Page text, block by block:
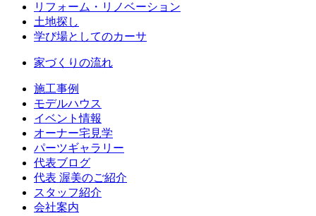
リフォーム・リノベーション
土地探し
学び場としてのカーサ
家づくりの流れ
施工事例
モデルハウス
イベント情報
オーナー宅見学
パーツギャラリー
代表ブログ
代表 渥美のご紹介
スタッフ紹介
会社案内